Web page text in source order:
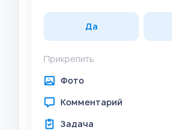
Да
Прикрепить
Фото
Комментарий
Задача